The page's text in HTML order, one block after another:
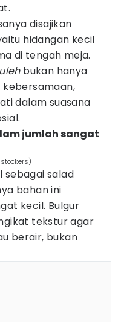
disajikan
hidangan kecil
di tengah meja.
bukan hanya
dalam suasana
jumlah sangat
sebagai salad
bahan ini
kecil. Bulgur
tekstur agar
berair, bukan